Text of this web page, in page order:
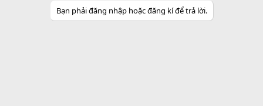
Bạn phải đăng nhập hoặc đăng kí để trả lời.